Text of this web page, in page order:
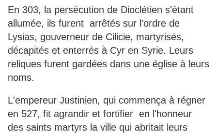
En 303, la persécution de Dioclétien s'étant
allumée, ils furent arrêtés sur l'ordre de
Lysias, gouverneur de Cilicie, martyrisés,
décapités et enterrés à Cyr en Syrie. Leurs
reliques furent gardées dans une église à leurs
noms.
L'empereur Justinien, qui commença à régner
en 527, fit agrandir et fortifier en l'honneur
des saints martyrs la ville qui abritait leurs